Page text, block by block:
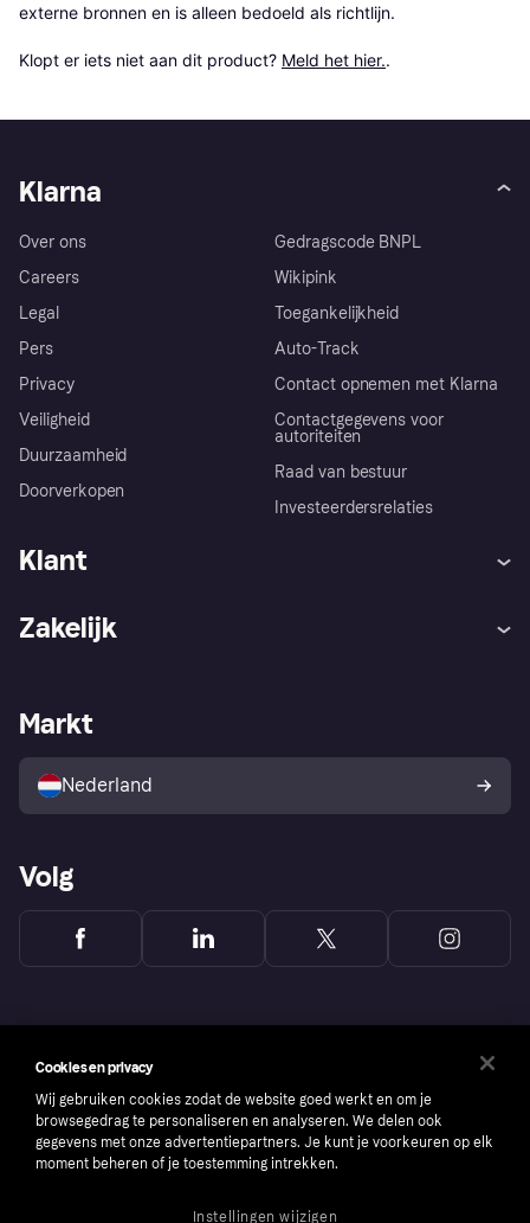
externe bronnen en is alleen bedoeld als richtlijn.
Klopt er iets niet aan dit product? Meld het hier..
Klarna
Over ons
Careers
Legal
Pers
Privacy
Veiligheid
Duurzaamheid
Doorverkopen
Gedragscode BNPL
Wikipink
Toegankelijkheid
Auto-Track
Contact opnemen met Klarna
Contactgegevens voor
autoriteiten
Raad van bestuur
Investeerdersrelaties
Klant
Winkeloverzicht
Kopersbescherming voor
consumenten
Zakelijk
Zakelijke login
Markt
Nederland
Volg
Cookies en privacy
Wij gebruiken cookies zodat de website goed werkt en om je
browsegedrag te personaliseren en analyseren. We delen ook
gegevens met onze advertentiepartners. Je kunt je voorkeuren op elk
moment beheren of je toestemming intrekken.
Instellingen wijzigen